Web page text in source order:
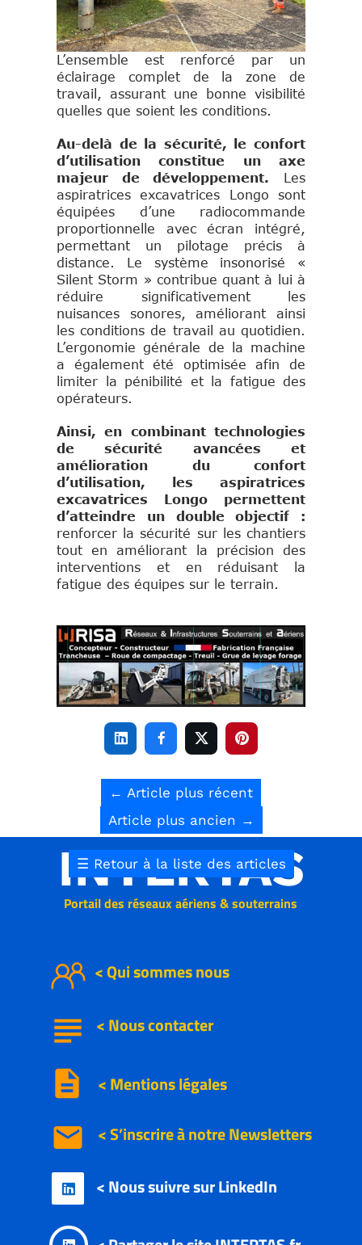
description
subject
email
INTERTAS
<Nouscontacter
< Nous suivre sur LinkedIn
< Qui sommes nous
< S’inscrire à notreNewsletters
< Mentions légales
Portail des réseaux aériens & souterrains

L’ensemble est renforcé par un
éclairage complet de la zone de
travail, assurant une bonne visibilité
quelles que soient les conditions.
Au-delà de la sécurité, le confort
d’utilisation constitue un axe
majeur de développement. Les
aspiratrices excavatrices Longo sont
équipées d’une radiocommande
proportionnelle avec écran intégré,
permettant un pilotage précis à
distance. Le système insonorisé «
Silent Storm » contribue quant à lui à
réduire significativement les
nuisances sonores, améliorant ainsi
les conditions de travail au quotidien.
L’ergonomie générale de la machine
a également été optimisée afin de
limiter la pénibilité et la fatigue des
opérateurs.
Ainsi, en combinant technologies
de sécurité avancées et
amélioration du confort
d’utilisation, les aspiratrices
excavatrices Longo permettent
d’atteindre un double objectif :
renforcer la sécurité sur les chantiers
tout en améliorant la précision des
interventions et en réduisant la
fatigue des équipes sur le terrain.
   
← Article plus récent
Article plus ancien →
☰ Retour à la liste des articles